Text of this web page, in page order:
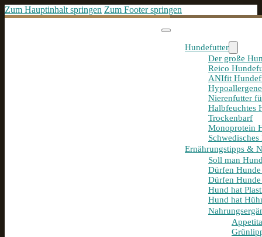
Zum Hauptinhalt springen Zum Footer springen
Hundefutter
Der große
Reico
ANIfit
Nierenfutter
Halbfeuchtes
Trockenbarf
Monoprotein
Ernährungstipps &
Soll man
Dürfen
Dürfen Hunde
Hund hat
Hund hat